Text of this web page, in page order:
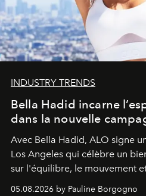
INDUSTRY TRENDS
Bella Hadid incarne
dans la nouvelle
Avec Bella Hadid, ALO signe
Los Angeles qui célèbre un
sur l'équilibre, le mouvement
05.08.2026 by Pauline Borgogno